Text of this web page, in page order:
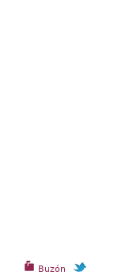
Buzón